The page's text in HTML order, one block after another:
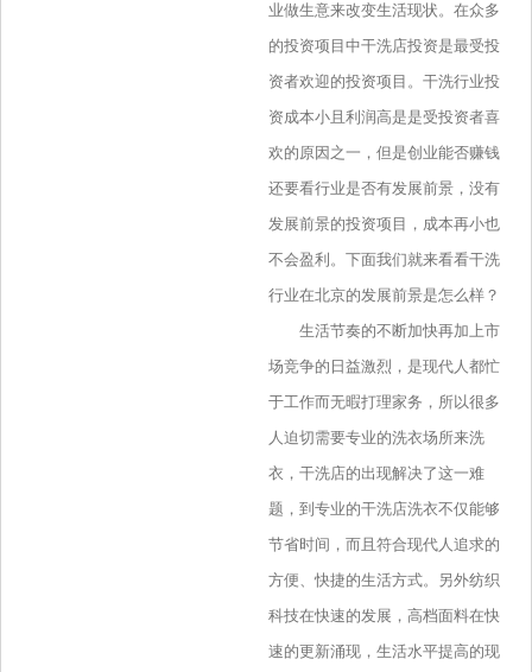
业做生意来改变生活现状。在众多
的投资项目中干洗店投资是最受投
资者欢迎的投资项目。干洗行业投
资成本小且利润高是是受投资者喜
欢的原因之一，但是创业能否赚钱
还要看行业是否有发展前景，没有
发展前景的投资项目，成本再小也
不会盈利。下面我们就来看看干洗
行业在北京的发展前景是怎么样？
生活节奏的不断加快再加上市
场竞争的日益激烈，是现代人都忙
于工作而无暇打理家务，所以很多
人迫切需要专业的洗衣场所来洗
衣，干洗店的出现解决了这一难
题，到专业的干洗店洗衣不仅能够
节省时间，而且符合现代人追求的
方便、快捷的生活方式。另外纺织
科技在快速的发展，高档面料在快
速的更新涌现，生活水平提高的现